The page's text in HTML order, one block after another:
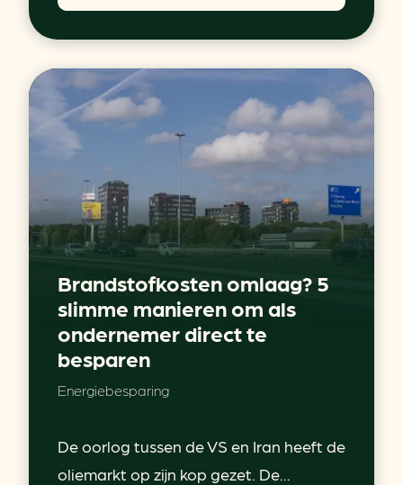
Brandstofkosten omlaag? 5
slimme manieren om als
ondernemer direct te
besparen
Energiebesparing
De oorlog tussen de VS en Iran heeft de
oliemarkt op zijn kop gezet. De...